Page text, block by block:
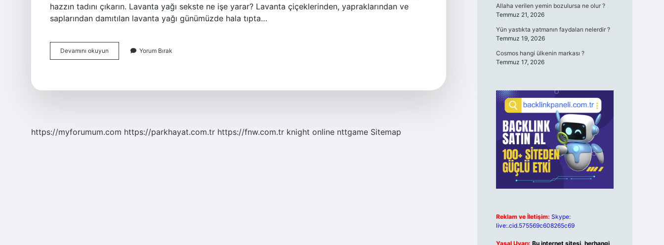
hazzın tadını çıkarın. Lavanta yağı sekste ne işe yarar? Lavanta çiçeklerinden, yapraklarından ve
saplarından damıtılan lavanta yağı günümüzde hala tıpta…
Devamını okuyun
Ilişkiye
Yorum Bırak
https://myforumum.com https://parkhayat.com.tr https://fnw.com.tr knight online nttgame Sitemap
Allaha verilen yemin bozulursa ne olur ?
Temmuz 21, 2026
Yün yastıkta yatmanın faydaları nelerdir ?
Temmuz 19, 2026
Cosmos hangi ülkenin markası ?
Temmuz 17, 2026
Reklam ve İletişim: Skype:
live:.cid.575569c608265c69
Yasal Uyarı: Bu internet sitesi, herhangi